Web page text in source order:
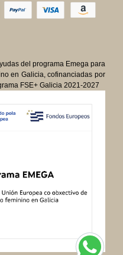
del programa Emega para
en Galicia, cofinanciadas por
FSE+ Galicia 2021-2027